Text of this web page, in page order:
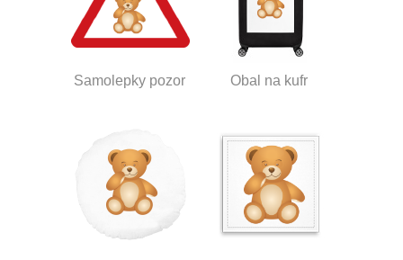
Samolepky pozor Obal na kufr